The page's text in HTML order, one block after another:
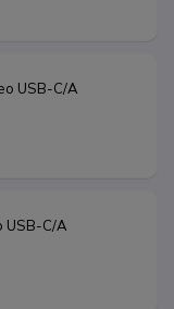
USB-C/A
USB-C/A